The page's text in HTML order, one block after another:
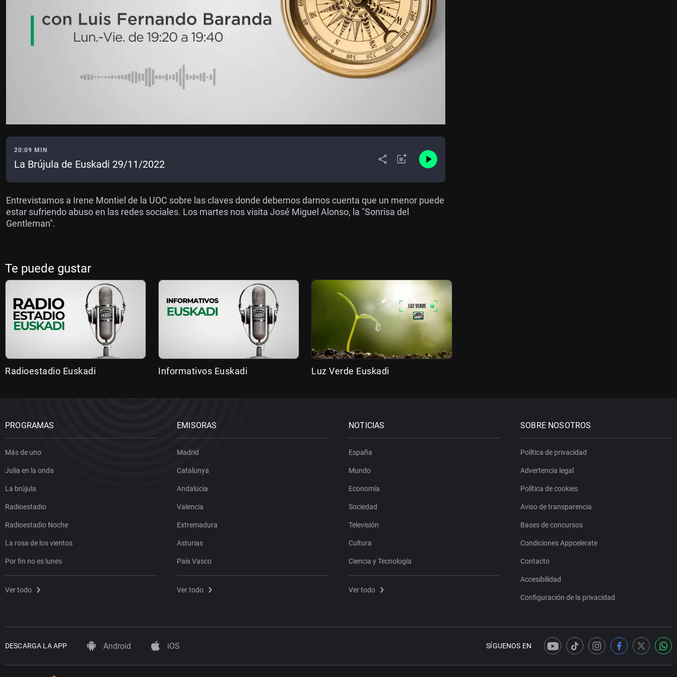
20:09 MIN
La Brújula de Euskadi 29/11/2022
Entrevistamos a Irene Montiel de la UOC sobre las claves donde debemos darnos cuenta que un menor puede
estar sufriendo abuso en las redes sociales. Los martes nos visita José Miguel Alonso, la "Sonrisa del
Gentleman".
Te puede gustar
Radioestadio Euskadi Informativos Euskadi Luz Verde Euskadi
PROGRAMAS
Más de uno
Julia en la onda
La brújula
Radioestadio
Radioestadio Noche
La rosa de los vientos
Por fin no es lunes
Ver todo
EMISORAS
Madrid
Catalunya
Andalucía
Valencia
Extremadura
Asturias
País Vasco
Ver todo
NOTICIAS
España
Mundo
Economía
Sociedad
Televisión
Cultura
Ciencia y Tecnología
Ver todo
SOBRE NOSOTROS
Política de privacidad
Advertencia legal
Política de cookies
Aviso de transparencia
Bases de concursos
Condiciones Appcelerate
Contacto
Accesibilidad
Configuración de la privacidad
DESCARGA LA APP Android iOS SÍGUENOS EN